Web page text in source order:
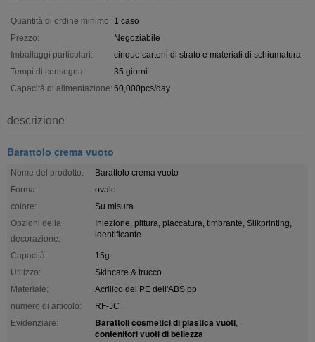
Quantità di ordine minimo: 1 caso
Prezzo:
Negoziabile
Imballaggi particolari:
cinque cartoni di strato e materiali di schiumatura
Tempi di consegna:
35 giorni
Capacità di alimentazione: 60,000pcs/day
descrizione
Barattolo crema vuoto
Nome del prodotto:
Barattolo crema vuoto
Forma:
ovale
colore:
Su misura
Opzioni della
decorazione:
Iniezione, pittura, placcatura, timbrante, Silkprinting,
identificante
Capacità:
15g
Utilizzo:
Skincare & trucco
Materiale:
Acrilico del PE dell'ABS pp
numero di articolo:
RF-JC
Evidenziare:
Barattoli cosmetici di plastica vuoti,
contenitori vuoti di bellezza